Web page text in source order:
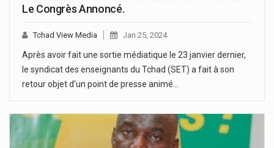
Le Congrès Annoncé.
Tchad View Media Jan 25, 2024
Après avoir fait une sortie médiatique le 23 janvier dernier,
le syndicat des enseignants du Tchad (SET) a fait à son
retour objet d’un point de presse animé…